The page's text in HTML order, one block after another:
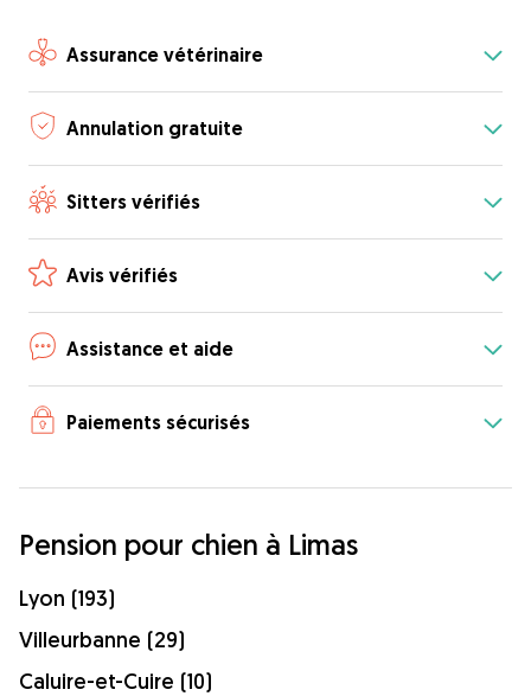
Assurance vétérinaire
Annulation gratuite
Sitters vérifiés
Avis vérifiés
Assistance et aide
Paiements sécurisés
Pension pour chien à Limas
Lyon (193)
Villeurbanne (29)
Caluire-et-Cuire (10)